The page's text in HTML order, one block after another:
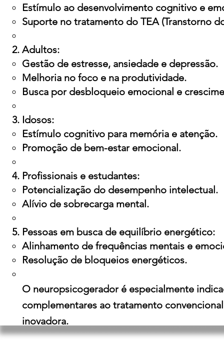
Estímulo ao desenvolvimento cognitivo e
Suporte no tratamento do TEA (Transtorno
Adultos:
Gestão de estresse, ansiedade e depressão.
Melhoria no foco e na produtividade.
Busca por desbloqueio emocional e
Idosos:
Estímulo cognitivo para memória e atenção.
Promoção de bem-estar emocional.
Profissionais e estudantes:
Potencialização do desempenho intelectual.
Alívio de sobrecarga mental.
Pessoas em busca de equilíbrio energético:
Alinhamento de frequências mentais e
Resolução de bloqueios energéticos.
O neuropsicogerador é especialmente
complementares ao tratamento
inovadora.